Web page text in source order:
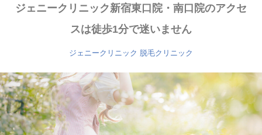
ジェニークリニック新宿東口院・南口院のアクセ
スは徒歩1分で迷いません
ジェニークリニック 脱毛クリニック